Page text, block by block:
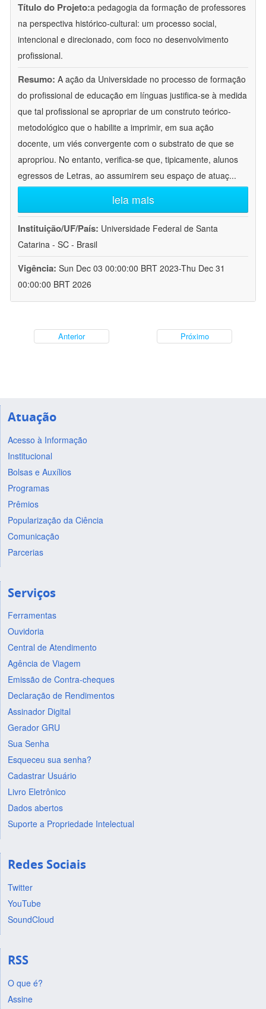
Título do Projeto:a pedagogia da formação de professores
na perspectiva histórico-cultural: um processo social,
intencional e direcionado, com foco no desenvolvimento
profissional.
Resumo: A ação da Universidade no processo de formação
do profissional de educação em línguas justifica-se à medida
que tal profissional se apropriar de um construto teórico-
metodológico que o habilite a imprimir, em sua ação
docente, um viés convergente com o substrato de que se
apropriou. No entanto, verifica-se que, tipicamente, alunos
egressos de Letras, ao assumirem seu espaço de atuaç...
leia mais
Instituição/UF/País: Universidade Federal de Santa
Catarina - SC - Brasil
Vigência: Sun Dec 03 00:00:00 BRT 2023-Thu Dec 31
00:00:00 BRT 2026
Anterior Próximo
Atuação
Acesso à Informação
Institucional
Bolsas e Auxílios
Programas
Prêmios
Popularização da Ciência
Comunicação
Parcerias
Serviços
Ferramentas
Ouvidoria
Central de Atendimento
Agência de Viagem
Emissão de Contra-cheques
Declaração de Rendimentos
Assinador Digital
Gerador GRU
Sua Senha
Esqueceu sua senha?
Cadastrar Usuário
Livro Eletrônico
Dados abertos
Suporte a Propriedade Intelectual
Redes Sociais
Twitter
YouTube
SoundCloud
RSS
O que é?
Assine